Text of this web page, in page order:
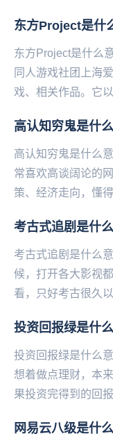
说...
东方Project是什
东方Project是什么
同人游戏社团上海
戏、相关作品。它
高认知穷鬼是什
高认知穷鬼是什么
常喜欢高谈阔论的
策、经济走向，懂
考古式追剧是什
考古式追剧是什么
候，打开各大影视
看，只好考古很久
声。—...
投资回报绿是什
投资回报绿是什么
想着做点理财，本
果投资完得到的回
网易云八级是什